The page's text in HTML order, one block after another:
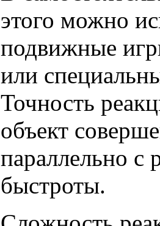
этого можно
подвижные
или
Точность
объект
параллельно с
быстроты.